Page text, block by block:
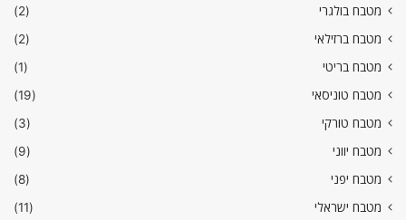
מטבח בולגרי
(2)
מטבח ברזילאי
(2)
מטבח בריטי
(1)
מטבח טוניסאי
(19)
מטבח טורקי
(3)
מטבח יווני
(9)
מטבח יפני
(8)
מטבח ישראלי
(11)